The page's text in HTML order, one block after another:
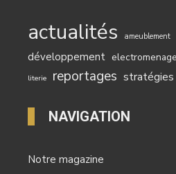
actualités ameublement
développement
literie reportages stratégies
NAVIGATION
Notre magazine